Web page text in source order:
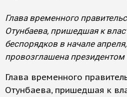
Глава временного
Отунбаева, пришедшая к
беспорядков в начале
провозглашена президентом
Глава временного
Отунбаева, пришедшая к